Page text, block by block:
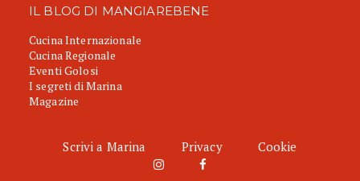
IL BLOG DI MANGIAREBENE
Cucina Internazionale
Cucina Regionale
Eventi Golosi
I segreti di Marina
Magazine
Scrivi a Marina Privacy Cookie